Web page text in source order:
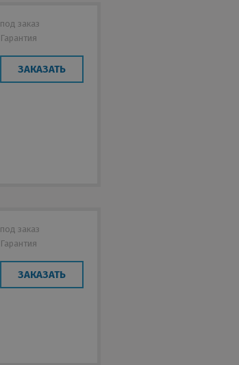
под заказ
Гарантия
ЗАКАЗАТЬ
под заказ
Гарантия
ЗАКАЗАТЬ